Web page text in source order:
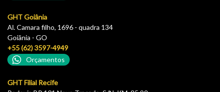
GHT Goiânia
Al. Camara filho, 1696 - quadra 134
Goiãnia - GO
+55 (62) 3597-4949
Orçamentos
GHT Filial Recife